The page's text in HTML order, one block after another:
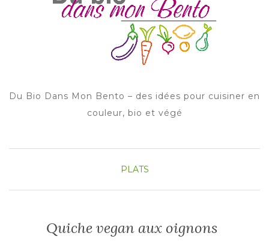
Du Bio Dans Mon Bento – des idées pour cuisiner en
couleur, bio et végé
PLATS
Quiche vegan aux oignons